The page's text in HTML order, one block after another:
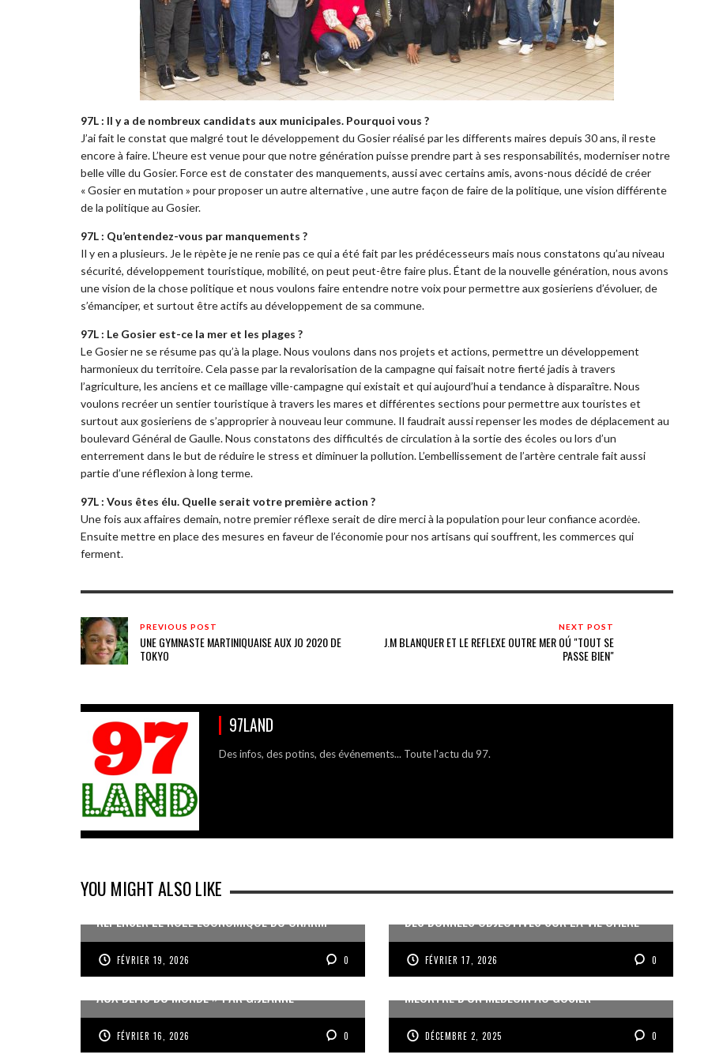
97L : Il y a de nombreux candidats aux municipales. Pourquoi vous ?
J’ai fait le constat que malgré tout le développement du Gosier réalisé par les differents maires depuis 30 ans, il reste
encore à faire. L’heure est venue pour que notre génération puisse prendre part à ses responsabilités, moderniser notre
belle ville du Gosier. Force est de constater des manquements, aussi avec certains amis, avons-nous décidé de créer
« Gosier en mutation » pour proposer un autre alternative , une autre façon de faire de la politique, une vision différente
de la politique au Gosier.
97L : Qu’entendez-vous par manquements ?
Il y en a plusieurs. Je le rėpète je ne renie pas ce qui a été fait par les prédécesseurs mais nous constatons qu’au niveau
sécurité, développement touristique, mobilité, on peut peut-être faire plus. Étant de la nouvelle génération, nous avons
une vision de la chose politique et nous voulons faire entendre notre voix pour permettre aux gosieriens d’évoluer, de
s’émanciper, et surtout être actifs au développement de sa commune.
97L : Le Gosier est-ce la mer et les plages ?
Le Gosier ne se résume pas qu’à la plage. Nous voulons dans nos projets et actions, permettre un développement
harmonieux du territoire. Cela passe par la revalorisation de la campagne qui faisait notre fierté jadis à travers
l’agriculture, les anciens et ce maillage ville-campagne qui existait et qui aujourd’hui a tendance à disparaître. Nous
voulons recréer un sentier touristique à travers les mares et différentes sections pour permettre aux touristes et
surtout aux gosieriens de s’approprier à nouveau leur commune. Il faudrait aussi repenser les modes de déplacement au
boulevard Général de Gaulle. Nous constatons des difficultés de circulation à la sortie des écoles ou lors d’un
enterrement dans le but de réduire le stress et diminuer la pollution. L’embellissement de l’artère centrale fait aussi
partie d’une réflexion à long terme.
97L : Vous êtes élu. Quelle serait votre première action ?
Une fois aux affaires demain, notre premier réflexe serait de dire merci à la population pour leur confiance acordėe.
Ensuite mettre en place des mesures en faveur de l’économie pour nos artisans qui souffrent, les commerces qui
ferment.
PREVIOUS POST
UNE GYMNASTE MARTINIQUAISE AUX JO 2020 DE
TOKYO
NEXT POST
J.M BLANQUER ET LE REFLEXE OUTRE MER OÚ "TOUT SE
PASSE BIEN"
97LAND
Des infos, des potins, des événements... Toute l'actu du 97.
YOU MIGHT ALSO LIKE
REPENSER LE RÔLE ÉCONOMIQUE DU CNARM
FÉVRIER 19, 2026 0
DES DONNÉES OBJECTIVES SUR LA VIE CHÈRE
FÉVRIER 17, 2026 0
« UN GOSIER FIER, FORT ET RESPONSABLE FACE
AUX DÉFIS DU MONDE » PAR G.JEANNE
FÉVRIER 16, 2026 0
MEURTRE D’UN MÉDECIN AU GOSIER
DÉCEMBRE 2, 2025 0